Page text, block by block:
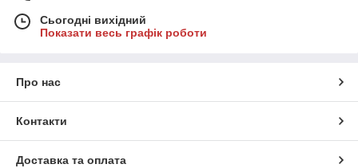
Сьогодні вихідний
Показати весь графік роботи
Про нас
Контакти
Доставка та оплата